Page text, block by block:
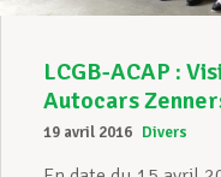
LCGB-ACAP :
Autocars
19 avril 2016 Divers